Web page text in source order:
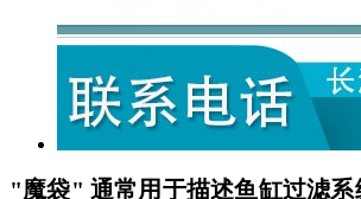
"魔袋" 通常用于描述鱼缸过滤系